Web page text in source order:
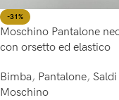
-31%
Moschino Pantalone
con orsetto ed elastico
Bimba, Pantalone, Saldi
Moschino